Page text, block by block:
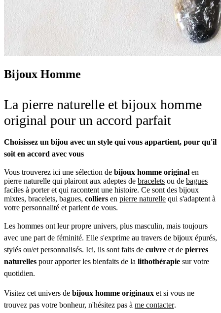
Bijoux Homme
La pierre naturelle et bijoux homme
original pour un accord parfait
Choisissez un bijou avec un style qui vous appartient, pour qu'il
soit en accord avec vous
Vous trouverez ici une sélection de bijoux homme original en
pierre naturelle qui plairont aux adeptes de bracelets ou de bagues
faciles à porter et qui racontent une histoire. Ce sont des bijoux
mixtes, bracelets, bagues, colliers en pierre naturelle qui s'adaptent à
votre personnalité et parlent de vous.
Les hommes ont leur propre univers, plus masculin, mais toujours
avec une part de féminité. Elle s'exprime au travers de bijoux épurés,
stylés ou/et personnalisés. Ici, ils sont faits de cuivre et de pierres
naturelles pour apporter les bienfaits de la lithothérapie sur votre
quotidien.
Visitez cet univers de bijoux homme originaux et si vous ne
trouvez pas votre bonheur, n'hésitez pas à me contacter.